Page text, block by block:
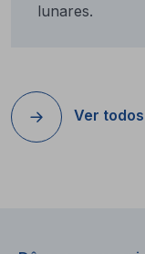
lunares.
Ver todos